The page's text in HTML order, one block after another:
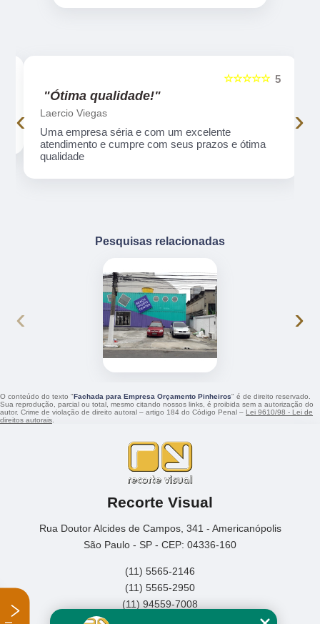
5
☆☆☆☆☆
"Ótima qualidade!"
Laercio Viegas
Uma empresa séria e com um excelente
atendimento e cumpre com seus prazos e ótima
qualidade
‹ ›
Pesquisas relacionadas
‹ ›
O conteúdo do texto "Fachada para Empresa Orçamento Pinheiros" é de direito reservado.
Sua reprodução, parcial ou total, mesmo citando nossos links, é proibida sem a autorização do
autor. Crime de violação de direito autoral – artigo 184 do Código Penal – Lei 9610/98 - Lei de
direitos autorais
Recorte Visual
Rua Doutor Alcides de Campos, 341 - Americanópolis
São Paulo - SP - CEP: 04336-160
(11) 5565-2146
(11) 5565-2950
(11) 94559-7008